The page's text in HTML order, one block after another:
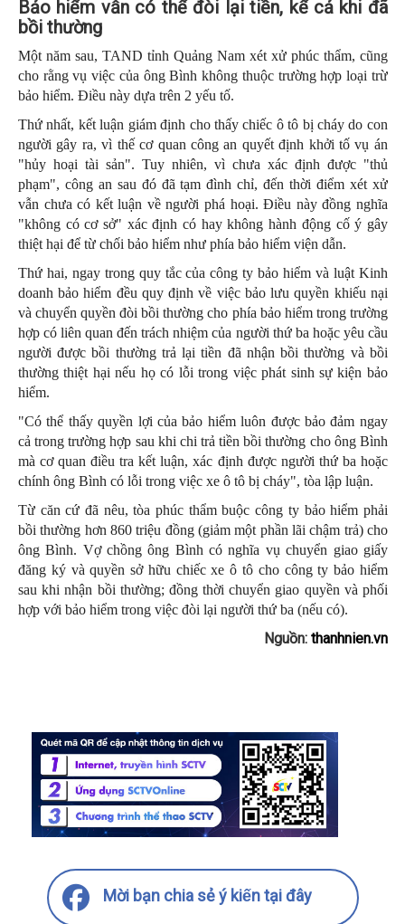
Bảo hiểm vẫn có thể đòi lại tiền, kể cả khi đã
bồi thường
Một năm sau, TAND tỉnh Quảng Nam xét xử phúc thẩm, cũng
cho rằng vụ việc của ông Bình không thuộc trường hợp loại trừ
bảo hiểm. Điều này dựa trên 2 yếu tố.
Thứ nhất, kết luận giám định cho thấy chiếc ô tô bị cháy do con
người gây ra, vì thế cơ quan công an quyết định khởi tố vụ án
"hủy hoại tài sản". Tuy nhiên, vì chưa xác định được "thủ
phạm", công an sau đó đã tạm đình chỉ, đến thời điểm xét xử
vẫn chưa có kết luận về người phá hoại. Điều này đồng nghĩa
"không có cơ sở" xác định có hay không hành động cố ý gây
thiệt hại để từ chối bảo hiểm như phía bảo hiểm viện dẫn.
Thứ hai, ngay trong quy tắc của công ty bảo hiểm và luật Kinh
doanh bảo hiểm đều quy định về việc bảo lưu quyền khiếu nại
và chuyển quyền đòi bồi thường cho phía bảo hiểm trong trường
hợp có liên quan đến trách nhiệm của người thứ ba hoặc yêu cầu
người được bồi thường trả lại tiền đã nhận bồi thường và bồi
thường thiệt hại nếu họ có lỗi trong việc phát sinh sự kiện bảo
hiểm.
"Có thể thấy quyền lợi của bảo hiểm luôn được bảo đảm ngay
cả trong trường hợp sau khi chi trả tiền bồi thường cho ông Bình
mà cơ quan điều tra kết luận, xác định được người thứ ba hoặc
chính ông Bình có lỗi trong việc xe ô tô bị cháy", tòa lập luận.
Từ căn cứ đã nêu, tòa phúc thẩm buộc công ty bảo hiểm phải
bồi thường hơn 860 triệu đồng (giảm một phần lãi chậm trả) cho
ông Bình. Vợ chồng ông Bình có nghĩa vụ chuyển giao giấy
đăng ký và quyền sở hữu chiếc xe ô tô cho công ty bảo hiểm
sau khi nhận bồi thường; đồng thời chuyển giao quyền và phối
hợp với bảo hiểm trong việc đòi lại người thứ ba (nếu có).
Nguồn: thanhnien.vn
Mời bạn chia sẻ ý kiến tại đây